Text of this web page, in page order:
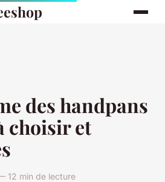
des handpans
choisir et
12 min de lecture